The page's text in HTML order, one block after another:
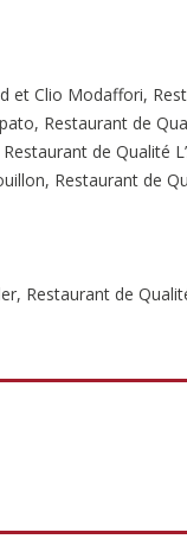
et Clio Modaffori,
Restaurant de
de Qualité
Restaurant de
Restaurant de